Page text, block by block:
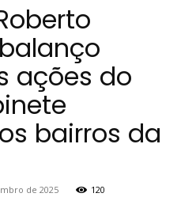
ações do
bairros da
de 2025 120